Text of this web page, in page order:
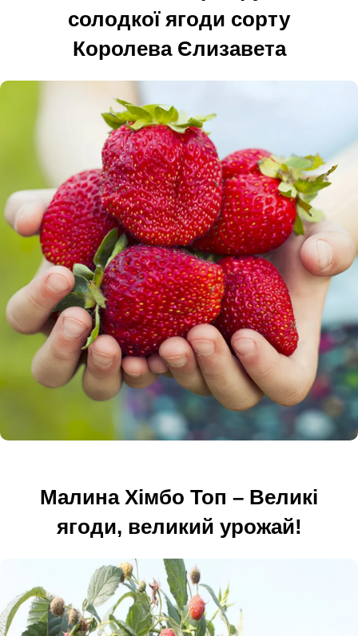
солодкої ягоди сорту
Королева Єлизавета
Малина Хімбо Топ – Великі
ягоди, великий урожай!